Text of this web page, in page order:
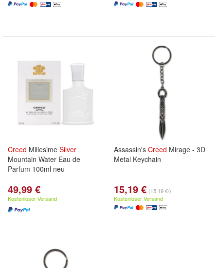
Creed Millesime Silver
Mountain Water Eau de
Parfum 100ml neu
49,99 €
Kostenloser Versand
Assassin's Creed Mirage - 3D
Metal Keychain
15,19 € (15,19 €/)
Kostenloser Versand